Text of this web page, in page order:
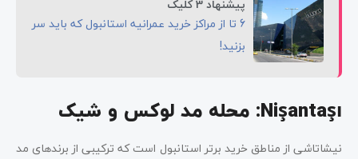
پیشنهاد 3 کلیک
6 تا از مراکز خرید عمرانیه استانبول که باید سر
بزنید!
Nişantaşı: محله مد لوکس و شیک
نیشاتاشی از مناطق خرید برتر استانبول است که ترکیبی از برندهای مد